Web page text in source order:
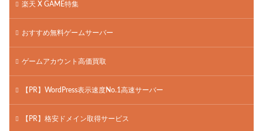
楽天 X GAME特集
おすすめ無料ゲームサーバー
ゲームアカウント高価買取
【PR】WordPress表示速度No.1高速サーバー
【PR】格安ドメイン取得サービス